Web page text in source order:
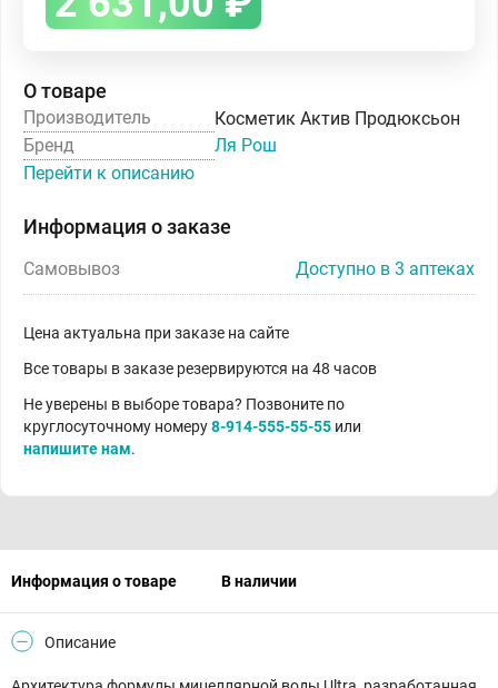
О товаре
Производитель
Косметик Актив Продюксьон
Бренд
Ля Рош
Перейти к описанию
Информация о заказе
Самовывоз Доступно в 3 аптеках
Цена актуальна при заказе на сайте
Все товары в заказе резервируются на 48 часов
Не уверены в выборе товара? Позвоните по
круглосуточному номеру8-914-555-55-55 или
напишите нам.
Информация о товаре В наличии
Описание